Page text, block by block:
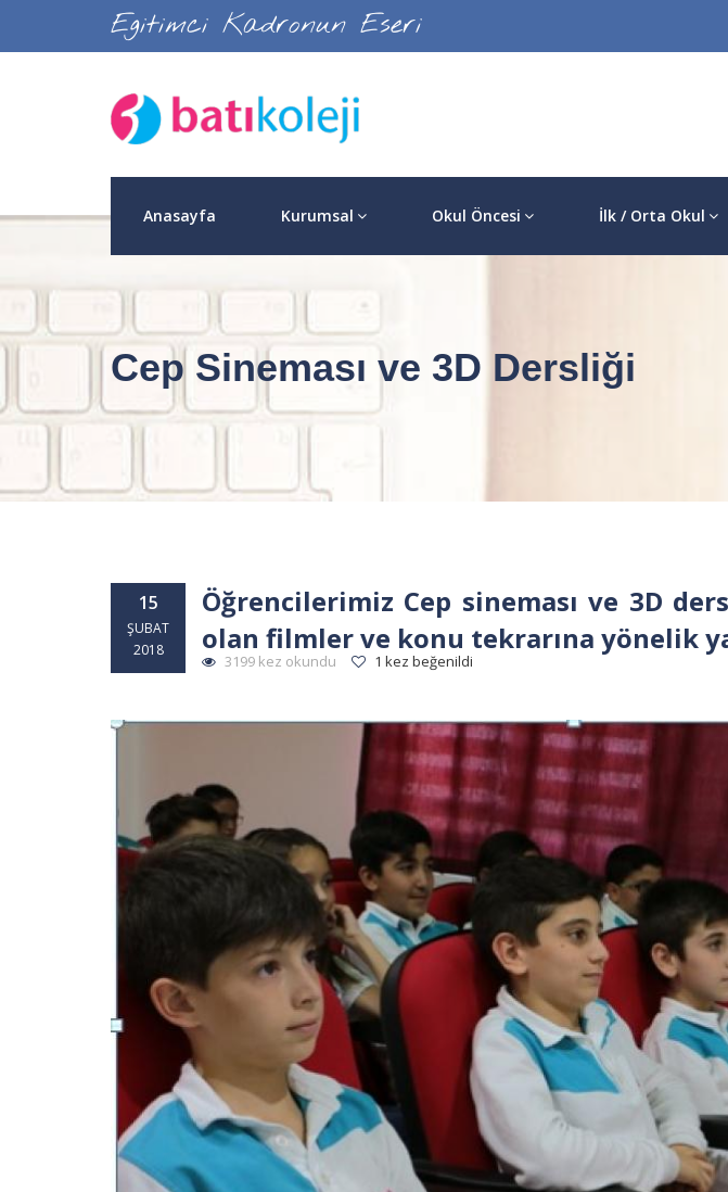
Egitimci Kadronun Eseri
Anasayfa Kurumsal Okul Öncesi İlk / Orta Okul
Cep Sineması ve 3D Dersliği
15
ŞUBAT
2018
Öğrencilerimiz Cep sineması ve 3D
olan filmler ve konu tekrarına yönelik
3199 kez okundu 1 kez beğenildi